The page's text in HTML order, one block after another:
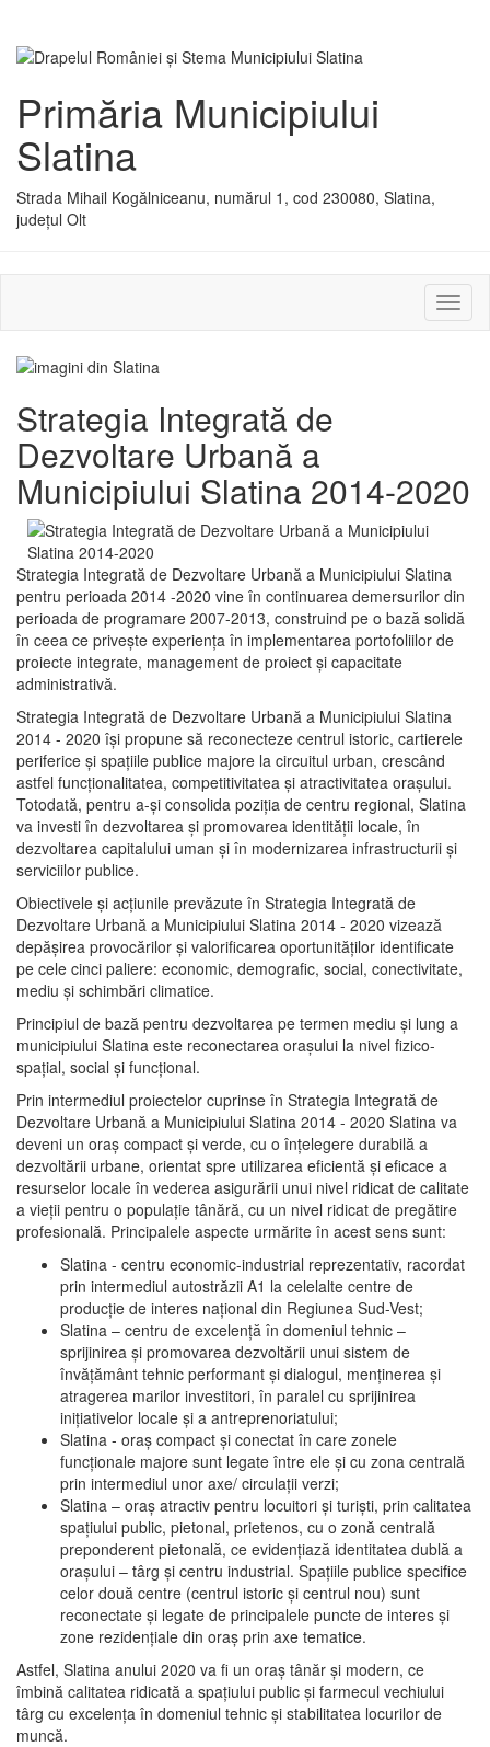
Primăria Municipiului
Slatina
Strada Mihail Kogălniceanu, numărul 1, cod 230080, Slatina,
județul Olt
sau
Strategia Integrată de
Dezvoltare Urbană a
Municipiului Slatina 2014-2020
Strategia Integrată de Dezvoltare Urbană a Municipiului Slatina
pentru perioada 2014 -2020 vine în continuarea demersurilor din
perioada de programare 2007-2013, construind pe o bază solidă
în ceea ce priveşte experienţa în implementarea portofoliilor de
proiecte integrate, management de proiect și capacitate
administrativă.
Strategia Integrată de Dezvoltare Urbană a Municipiului Slatina
2014 - 2020 își propune să reconecteze centrul istoric, cartierele
periferice şi spaţiile publice majore la circuitul urban, crescând
astfel funcţionalitatea, competitivitatea şi atractivitatea oraşului.
Totodată, pentru a-şi consolida poziţia de centru regional, Slatina
va investi în dezvoltarea şi promovarea identităţii locale, în
dezvoltarea capitalului uman şi în modernizarea infrastructurii şi
serviciilor publice.
Obiectivele şi acţiunile prevăzute în Strategia Integrată de
Dezvoltare Urbană a Municipiului Slatina 2014 - 2020 vizează
depășirea provocărilor şi valorificarea oportunităţilor identificate
pe cele cinci paliere: economic, demografic, social, conectivitate,
mediu şi schimbări climatice.
Principiul de bază pentru dezvoltarea pe termen mediu şi lung a
municipiului Slatina este reconectarea oraşului la nivel fizico-
spaţial, social şi funcţional.
Prin intermediul proiectelor cuprinse în Strategia Integrată de
Dezvoltare Urbană a Municipiului Slatina 2014 - 2020 Slatina va
deveni un oraş compact şi verde, cu o înţelegere durabilă a
dezvoltării urbane, orientat spre utilizarea eficientă şi eficace a
resurselor locale în vederea asigurării unui nivel ridicat de calitate
a vieţii pentru o populaţie tânără, cu un nivel ridicat de pregătire
profesională. Principalele aspecte urmărite în acest sens sunt:
Slatina - centru economic-industrial reprezentativ, racordat
prin intermediul autostrăzii A1 la celelalte centre de
producţie de interes naţional din Regiunea Sud-Vest;
Slatina – centru de excelenţă în domeniul tehnic –
sprijinirea şi promovarea dezvoltării unui sistem de
învăţământ tehnic performant şi dialogul, menţinerea şi
atragerea marilor investitori, în paralel cu sprijinirea
iniţiativelor locale şi a antreprenoriatului;
Slatina - oraş compact şi conectat în care zonele
funcţionale majore sunt legate între ele şi cu zona centrală
prin intermediul unor axe/ circulații verzi;
Slatina – oraş atractiv pentru locuitori şi turişti, prin calitatea
spaţiului public, pietonal, prietenos, cu o zonă centrală
preponderent pietonală, ce evidenţiază identitatea dublă a
oraşului – târg şi centru industrial. Spaţiile publice specifice
celor două centre (centrul istoric şi centrul nou) sunt
reconectate şi legate de principalele puncte de interes şi
zone rezidenţiale din oraş prin axe tematice.
Astfel, Slatina anului 2020 va fi un oraş tânăr şi modern, ce
îmbină calitatea ridicată a spaţiului public şi farmecul vechiului
târg cu excelenţa în domeniul tehnic şi stabilitatea locurilor de
muncă.